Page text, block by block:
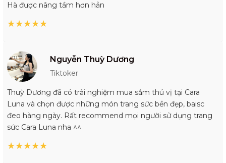
Hà được nâng tầm hơn hẳn
★★★★★
Nguyễn Thuỳ Dương
Tiktoker
Thuỳ Dương đã có trải nghiệm mua sắm thú vị tại Cara
Luna và chọn được những món trang sức bền đẹp, baisc
đeo hàng ngày. Rất recommend mọi người sử dụng trang
sức Cara Luna nha ^^
★★★★★